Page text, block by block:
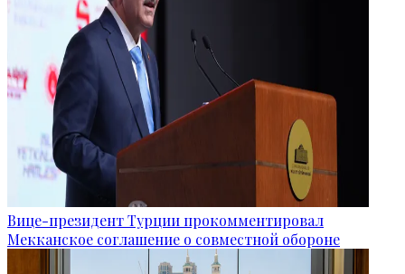
Вице-президент Турции прокомментировал
Мекканское соглашение о совместной обороне